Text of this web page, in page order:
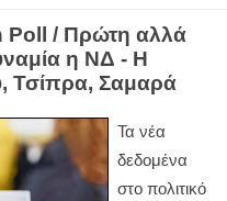
/ Πρώτη αλλά
η ΝΔ - Η
Τσίπρα, Σαμαρά
Τα νέα
δεδομένα
στο πολιτικό